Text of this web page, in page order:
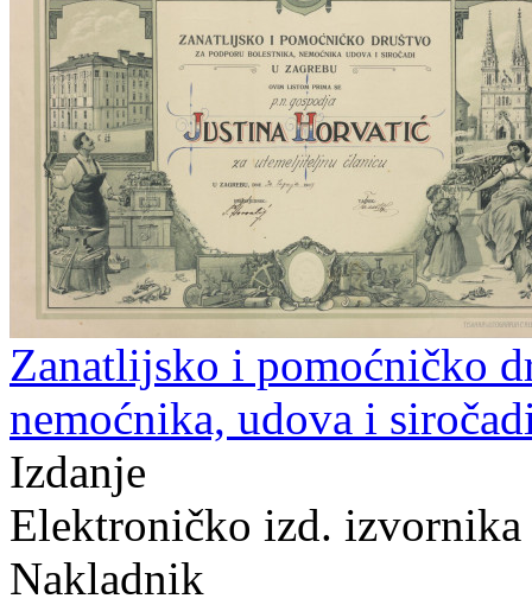
Zanatlijsko i pomoćničko
nemoćnika, udova i
Izdanje
Elektroničko izd.
Nakladnik